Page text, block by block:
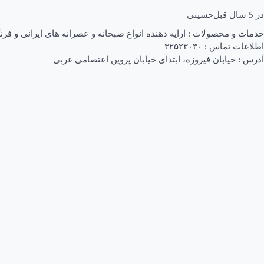
در 5 سال قبل
حسینی
خدمات و محصولات : ارایه دهنده انواع صبحانه و عصرانه های ایرانی و
اطلاعات تماس : ۳۲۵۲۳۰۳۰
آدرس : خیابان فیروزه، ابتدای خیابان پروین اعتصامی غربی